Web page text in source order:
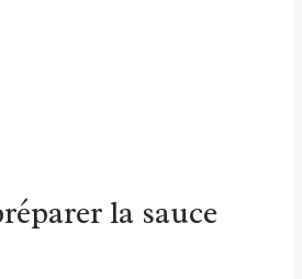
la sauce